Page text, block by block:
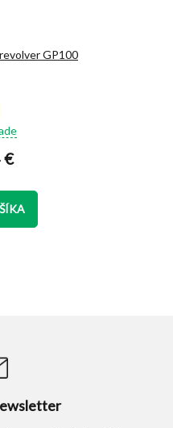
Svetlovodné mieridlá - set pre revolver GP100
€